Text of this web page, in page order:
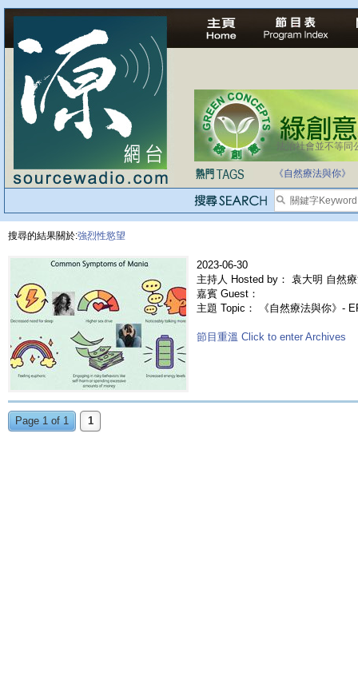
法治社會並不等同
《自然療法與你》
搜尋的結果關於:強烈性慾望
2023-06-30
主持人 Hosted by： 袁大明 自然
嘉賓 Guest：
主題 Topic： 《自然療法與你》-
節目重溫 Click to enter Archives
Page 1 of 1 1